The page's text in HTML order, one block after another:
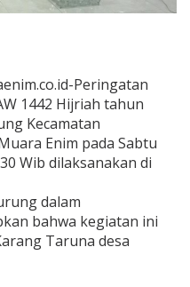
Peringatan
1442 Hijriah tahun
Kecamatan
Enim pada Sabtu
Wib dilaksanakan di
dalam
bahwa kegiatan ini
Taruna desa